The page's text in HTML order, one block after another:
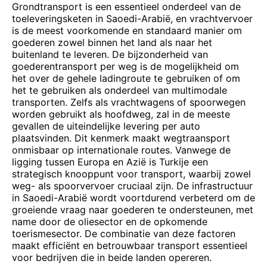
Grondtransport is een essentieel onderdeel van de
toeleveringsketen in Saoedi-Arabië, en vrachtvervoer
is de meest voorkomende en standaard manier om
goederen zowel binnen het land als naar het
buitenland te leveren. De bijzonderheid van
goederentransport per weg is de mogelijkheid om
het over de gehele ladingroute te gebruiken of om
het te gebruiken als onderdeel van multimodale
transporten. Zelfs als vrachtwagens of spoorwegen
worden gebruikt als hoofdweg, zal in de meeste
gevallen de uiteindelijke levering per auto
plaatsvinden. Dit kenmerk maakt wegtraansport
onmisbaar op internationale routes. Vanwege de
ligging tussen Europa en Azië is Turkije een
strategisch knooppunt voor transport, waarbij zowel
weg- als spoorvervoer cruciaal zijn. De infrastructuur
in Saoedi-Arabië wordt voortdurend verbeterd om de
groeiende vraag naar goederen te ondersteunen, met
name door de oliesector en de opkomende
toerismesector. De combinatie van deze factoren
maakt efficiënt en betrouwbaar transport essentieel
voor bedrijven die in beide landen opereren.